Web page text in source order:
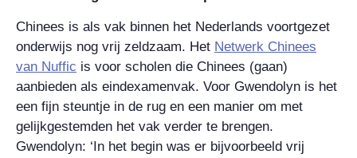
Chinees is als vak binnen het Nederlands voortgezet
onderwijs nog vrij zeldzaam. Het Netwerk Chinees
van Nuffic is voor scholen die Chinees (gaan)
aanbieden als eindexamenvak. Voor Gwendolyn is het
een fijn steuntje in de rug en een manier om met
gelijkgestemden het vak verder te brengen.
Gwendolyn: ‘In het begin was er bijvoorbeeld vrij